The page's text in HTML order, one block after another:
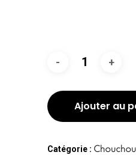
Ajouter au
Catégorie :